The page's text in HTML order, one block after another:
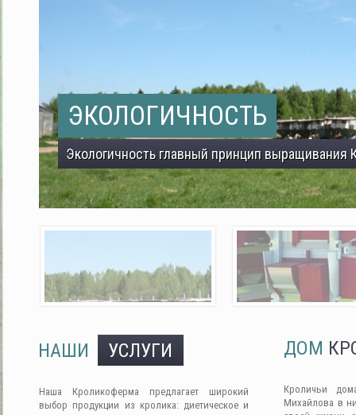
ЭКОЛОГИЧНОСТЬ
Экологичность главный принцип выращивания
НАШИ УСЛУГИ
Наша Кроликоферма предлагает широкий
выбор продукции из кролика: диетическое и
ДОМ
Кроличьи
Михайлова в